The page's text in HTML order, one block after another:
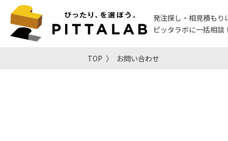
発注探し・相見積もり
ピッタラボに一括相談
TOP お問い合わせ